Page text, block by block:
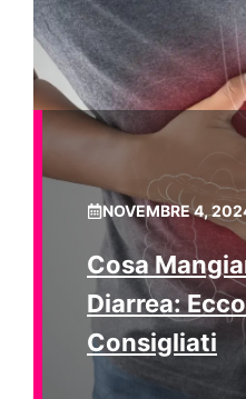
NOVEMBRE 4,
Cosa
Diarrea:
Consigliati